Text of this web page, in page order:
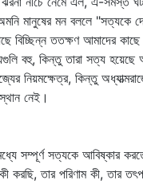
মানুষের মন বললে "সত্যকে
বিচ্ছিন্ন ততক্ষণ আমাদের কাছে
বহু, কিন্তু তারা সত্য হয়েছে
নিয়মক্ষেত্র, কিন্তু
নেই।
সম্পূর্ণ সত্যকে আবিষ্কার
করছি, তার পরিণাম কী, তার